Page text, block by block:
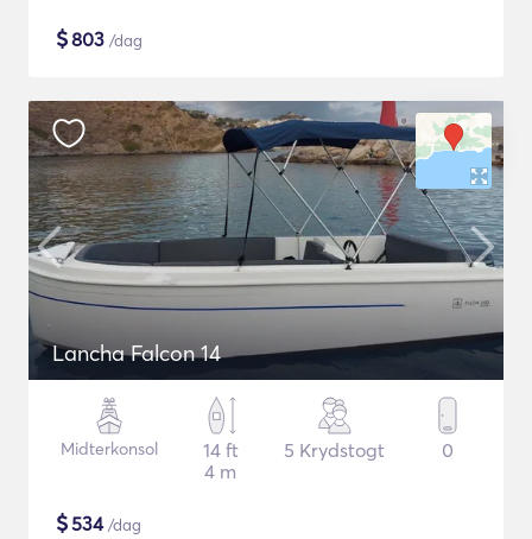
$803 /dag
Lancha Falcon 14
Midterkonsol
14 ft
4 m
5 Krydstogt 0
$534/dag